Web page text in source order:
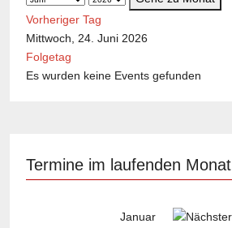
Vorheriger Tag
Mittwoch, 24. Juni 2026
Folgetag
Es wurden keine Events gefunden
Termine im laufenden Monat
Januar